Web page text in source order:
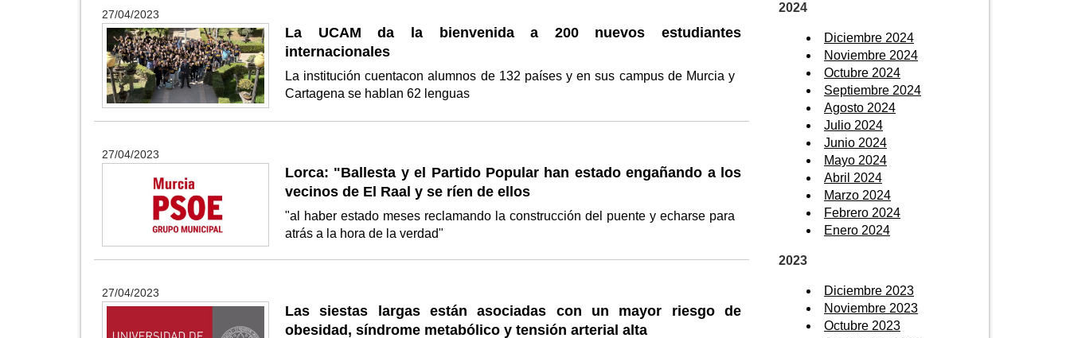
27/04/2023
La UCAM da la bienvenida a 200 nuevos estudiantes
internacionales
La institución cuentacon alumnos de 132 países y en sus campus de Murcia y
Cartagena se hablan 62 lenguas
27/04/2023
Lorca: "Ballesta y el Partido Popular han estado engañando a los
vecinos de El Raal y se ríen de ellos
"al haber estado meses reclamando la construcción del puente y echarse para
atrás a la hora de la verdad"
27/04/2023
Las siestas largas están asociadas con un mayor riesgo de
obesidad, síndrome metabólico y tensión arterial alta
2024
Diciembre 2024
Noviembre 2024
Octubre 2024
Septiembre 2024
Agosto 2024
Julio 2024
Junio 2024
Mayo 2024
Abril 2024
Marzo 2024
Febrero 2024
Enero 2024
2023
Diciembre 2023
Noviembre 2023
Octubre 2023